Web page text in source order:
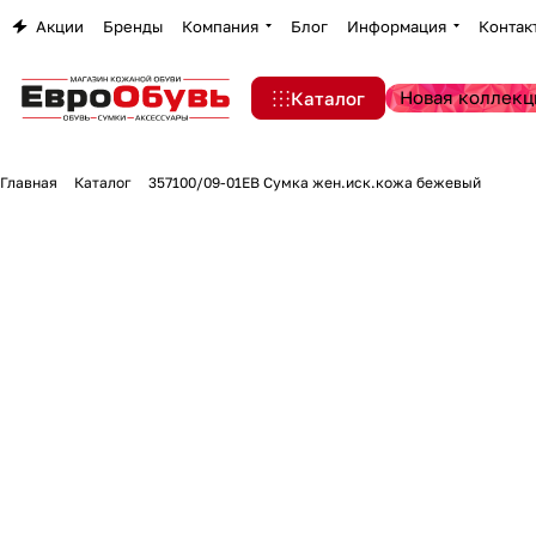
Акции Бренды Компания Блог Информация
Каталог Новая
Главная Каталог 357100/09-01EB Сумка жен.иск.кожа бежевый